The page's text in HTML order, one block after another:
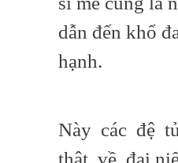
dẫn đến khổ
hạnh.
Này các đệ
thật về đại